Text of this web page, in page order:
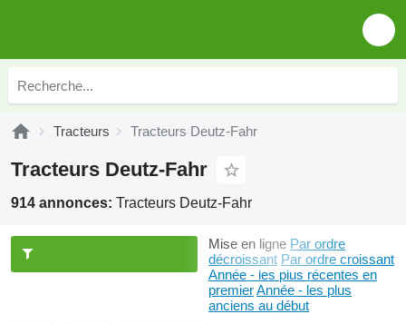
Tracteurs Tracteurs Deutz-Fahr
Tracteurs Deutz-Fahr
914 annonces: Tracteurs Deutz-Fahr
Mise en ligne Par ordre
décroissant Par ordre croissant
Année - les plus récentes en
premierAnnée - les plus
anciens au début